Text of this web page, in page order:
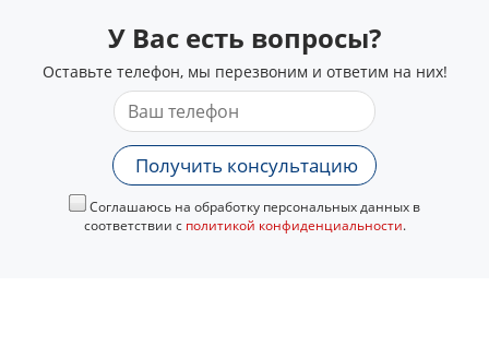
У Вас есть вопросы?
Оставьте телефон, мы перезвоним и ответим на них!
Получить консультацию
Соглашаюсь на обработку персональных данных в
соответствии с политикой конфиденциальности.